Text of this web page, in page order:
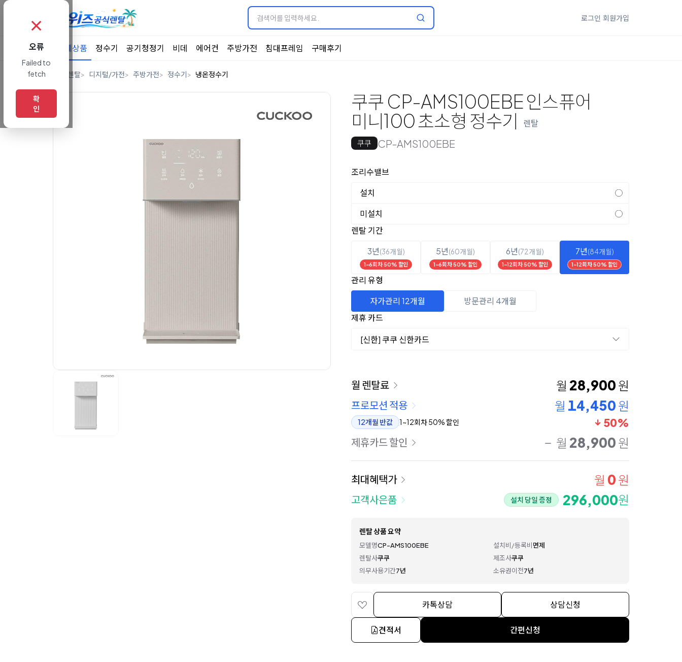
로그인 회원가입
전체상품 정수기 공기청정기 비데 에어컨 주방가전 침대프레임 구매후기
렌탈 디지털/가전 주방가전 정수기 냉온정수기
쿠쿠 CP-AMS100EBE 인스퓨어
미니100 초소형 정수기
렌탈
쿠쿠 CP-AMS100EBE
옵션 선택
조리수밸브
설치
미설치
렌탈 선택
렌탈 기간
3년(36개월)
1~6회차 50% 할인
5년(60개월)
1~6회차 50% 할인
6년(72개월)
1~12회차 50% 할인
7년(84개월)
1~12회차 50% 할인
관리 유형
자가관리 12개월
방문관리 4개월
제휴 카드
[신한] 쿠쿠 신한카드
이용 요금
월 렌탈료 월 28,900 원
프로모션 적용 월 14,450 원
12개월 반값 1~12회차 50% 할인 50%
제휴카드 할인 월 28,900 원
최대혜택가 월 0 원
고객사은품 설치 당일 증정 296,000원
렌탈 상품 요약
모델명CP-AMS100EBE 설치비/등록비면제
렌탈사쿠쿠 제조사쿠쿠
의무사용기간7년 소유권이전7년
카톡상담 상담신청
견적서 간편신청
✗
오류
Failed to
fetch
확
인